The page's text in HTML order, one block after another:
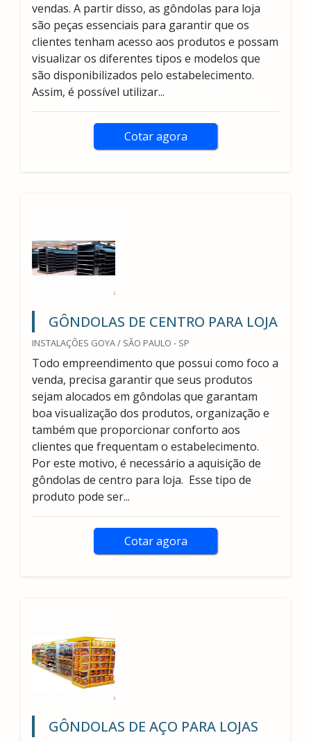
vendas. A partir disso, as gôndolas para loja
são peças essenciais para garantir que os
clientes tenham acesso aos produtos e possam
visualizar os diferentes tipos e modelos que
são disponibilizados pelo estabelecimento.
Assim, é possível utilizar...
Cotar agora
GÔNDOLAS DE CENTRO PARA LOJA
INSTALAÇÕES GOYA / SÃO PAULO - SP
Todo empreendimento que possui como foco a
venda, precisa garantir que seus produtos
sejam alocados em gôndolas que garantam
boa visualização dos produtos, organização e
também que proporcionar conforto aos
clientes que frequentam o estabelecimento.
Por este motivo, é necessário a aquisição de
gôndolas de centro para loja. Esse tipo de
produto pode ser...
Cotar agora
GÔNDOLAS DE AÇO PARA LOJAS